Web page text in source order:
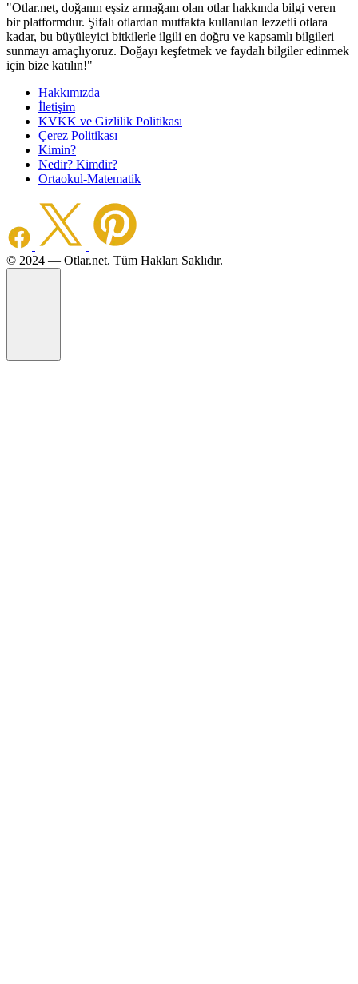
"Otlar.net, doğanın eşsiz armağanı olan otlar hakkında bilgi veren
bir platformdur. Şifalı otlardan mutfakta kullanılan lezzetli otlara
kadar, bu büyüleyici bitkilerle ilgili en doğru ve kapsamlı bilgileri
sunmayı amaçlıyoruz. Doğayı keşfetmek ve faydalı bilgiler edinmek
için bize katılın!"
Hakkımızda
İletişim
KVKK ve Gizlilik Politikası
Çerez Politikası
Kimin?
Nedir? Kimdir?
Ortaokul-Matematik
©️ 2024 — Otlar.net. Tüm Hakları Saklıdır.